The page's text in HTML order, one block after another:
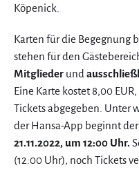
Köpenick.
Karten für die Begegnung
stehen für den
Mitglieder und
Eine Karte kostet 8,00
Tickets abgegeben. Unter
der Hansa-App beginnt
21.11.2022, um 12:00 Uhr.
(12:00 Uhr), noch Tickets